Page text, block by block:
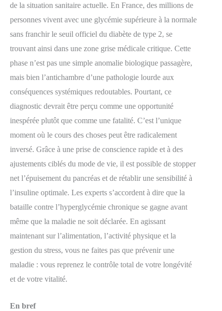
de la situation sanitaire actuelle. En France, des millions de
personnes vivent avec une glycémie supérieure à la normale
sans franchir le seuil officiel du diabète de type 2, se
trouvant ainsi dans une zone grise médicale critique. Cette
phase n’est pas une simple anomalie biologique passagère,
mais bien l’antichambre d’une pathologie lourde aux
conséquences systémiques redoutables. Pourtant, ce
diagnostic devrait être perçu comme une opportunité
inespérée plutôt que comme une fatalité. C’est l’unique
moment où le cours des choses peut être radicalement
inversé. Grâce à une prise de conscience rapide et à des
ajustements ciblés du mode de vie, il est possible de stopper
net l’épuisement du pancréas et de rétablir une sensibilité à
l’insuline optimale. Les experts s’accordent à dire que la
bataille contre l’hyperglycémie chronique se gagne avant
même que la maladie ne soit déclarée. En agissant
maintenant sur l’alimentation, l’activité physique et la
gestion du stress, vous ne faites pas que prévenir une
maladie : vous reprenez le contrôle total de votre longévité
et de votre vitalité.
En bref